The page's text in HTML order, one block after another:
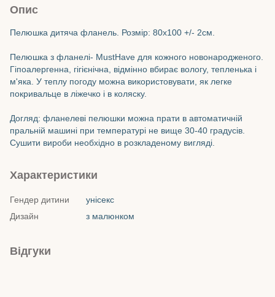
Опис
Пелюшка дитяча фланель. Розмір: 80х100 +/- 2см.
Пелюшка з фланелі- MustHave для кожного новонародженого.
Гіпоалергенна, гігієнічна, відмінно вбирає вологу, тепленька і
м'яка. У теплу погоду можна використовувати, як легке
покривальце в ліжечко і в коляску.
Догляд: фланелеві пелюшки можна прати в автоматичній
пральній машині при температурі не вище 30-40 градусів.
Сушити вироби необхідно в розкладеному вигляді.
Характеристики
Гендер дитини
унісекс
Дизайн
з малюнком
Відгуки